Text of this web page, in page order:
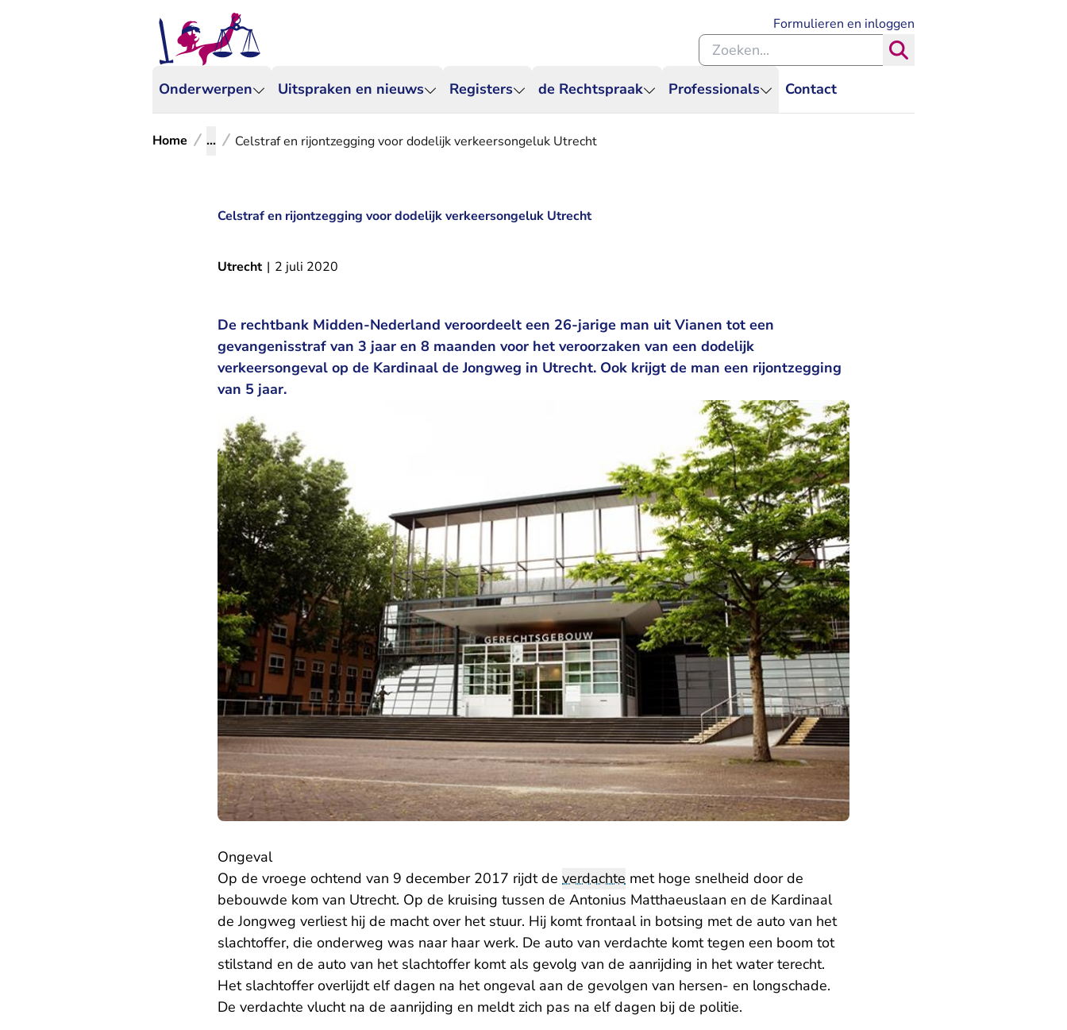
Onderwerpen Uitspraken en nieuws Registers de Rechtspraak Professionals Contact
Formulieren en inloggen
Zoeken binnen de Rechtspraak
Home ... Celstraf en rijontzegging voor dodelijk verkeersongeluk Utrecht
Celstraf en rijontzegging voor dodelijk verkeersongeluk Utrecht
Utrecht | 2 juli 2020
De rechtbank Midden-Nederland veroordeelt een 26-jarige man uit Vianen tot een
gevangenisstraf van 3 jaar en 8 maanden voor het veroorzaken van een dodelijk
verkeersongeval op de Kardinaal de Jongweg in Utrecht. Ook krijgt de man een rijontzegging
van 5 jaar.
Ongeval
Op de vroege ochtend van 9 december 2017 rijdt de verdachte met hoge snelheid door de
bebouwde kom van Utrecht. Op de kruising tussen de Antonius Matthaeuslaan en de Kardinaal
de Jongweg verliest hij de macht over het stuur. Hij komt frontaal in botsing met de auto van het
slachtoffer, die onderweg was naar haar werk. De auto van verdachte komt tegen een boom tot
stilstand en de auto van het slachtoffer komt als gevolg van de aanrijding in het water terecht.
Het slachtoffer overlijdt elf dagen na het ongeval aan de gevolgen van hersen- en longschade.
De verdachte vlucht na de aanrijding en meldt zich pas na elf dagen bij de politie.